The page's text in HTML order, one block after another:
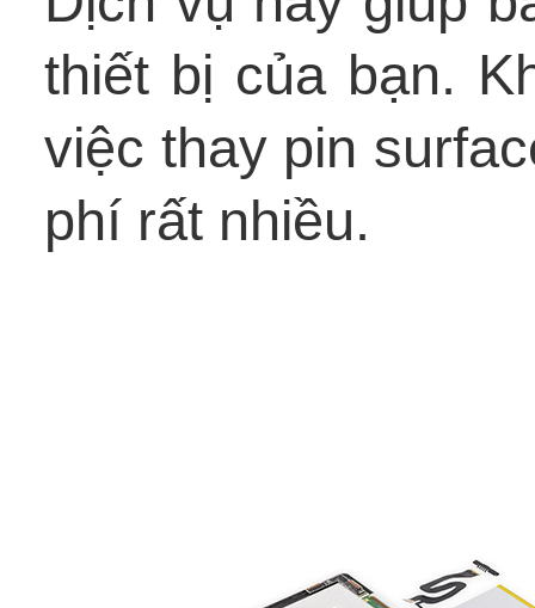
thiết bị của bạn.
việc thay pin
phí rất nhiều.